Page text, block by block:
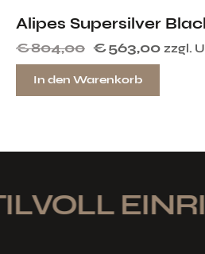
Alipes Supersilver
€804,00 €563,00 zzgl.
In den Warenkorb